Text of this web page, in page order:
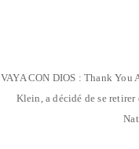
VAYA CON DIOS : Thank You
Klein, a décidé de se